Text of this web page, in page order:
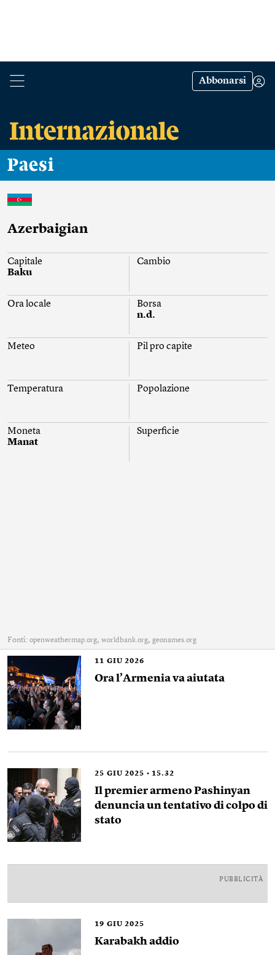
Abbonarsi
Paesi
Azerbaigian
Capitale
Baku
Cambio
Ora locale
Borsa
n.d.
Meteo Pil pro capite
Temperatura Popolazione
Moneta
Manat
Superficie
Fonti: openweathermap.org, worldbank.org, geonames.org
11 GIU 2026
Ora l’Armenia va aiutata
25 GIU 2025 15.32
Il premier armeno Pashinyan
denuncia un tentativo di colpo di
stato
PUBBLICITÀ
19 GIU 2025
Karabakh addio